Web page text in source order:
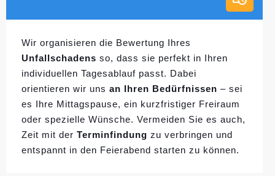
Wir organisieren die Bewertung Ihres
Unfallschadens so, dass sie perfekt in Ihren
individuellen Tagesablauf passt. Dabei
orientieren wir uns an Ihren Bedürfnissen – sei
es Ihre Mittagspause, ein kurzfristiger Freiraum
oder spezielle Wünsche. Vermeiden Sie es auch,
Zeit mit der Terminfindung zu verbringen und
entspannt in den Feierabend starten zu können.